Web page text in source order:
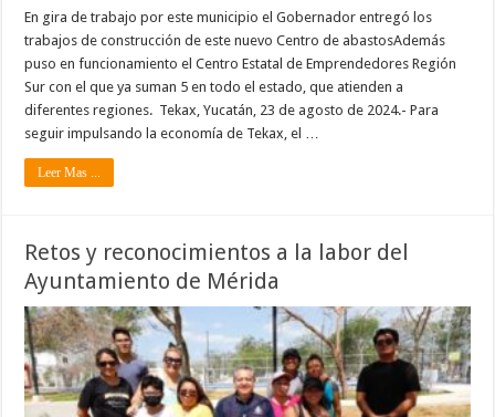
En gira de trabajo por este municipio el Gobernador entregó los
trabajos de construcción de este nuevo Centro de abastosAdemás
puso en funcionamiento el Centro Estatal de Emprendedores Región
Sur con el que ya suman 5 en todo el estado, que atienden a
diferentes regiones. Tekax, Yucatán, 23 de agosto de 2024.- Para
seguir impulsando la economía de Tekax, el …
Leer Mas ...
Retos y reconocimientos a la labor del
Ayuntamiento de Mérida